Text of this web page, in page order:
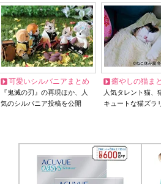
可愛いシルバニアまとめ
『鬼滅の刃』の再現ほか、人
気のシルバニア投稿を公開
癒やしの猫ま
人気タレント猫
キュートな猫ズラ